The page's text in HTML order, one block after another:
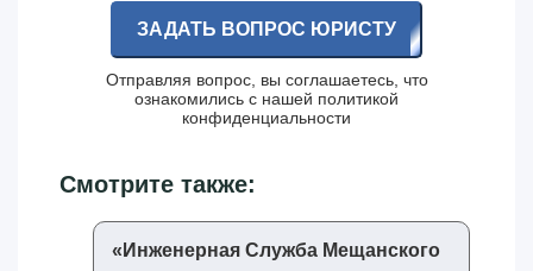
ЗАДАТЬ ВОПРОС ЮРИСТУ
Отправляя вопрос, вы соглашаетесь, что
ознакомились с нашей политикой
конфиденциальности
Смотрите также:
«‎Инженерная Служба Мещанского